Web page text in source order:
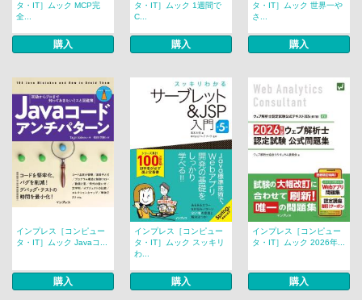
タ・IT］ムック MCP完
全...
購入
タ・IT］ムック 1週間で
C...
購入
タ・IT］ムック 世界一や
さ...
購入
インプレス［コンピュー
タ・IT］ムック Javaコ...
購入
インプレス［コンピュー
タ・IT］ムック スッキリ
わ...
購入
インプレス［コンピュー
タ・IT］ムック 2026年...
購入